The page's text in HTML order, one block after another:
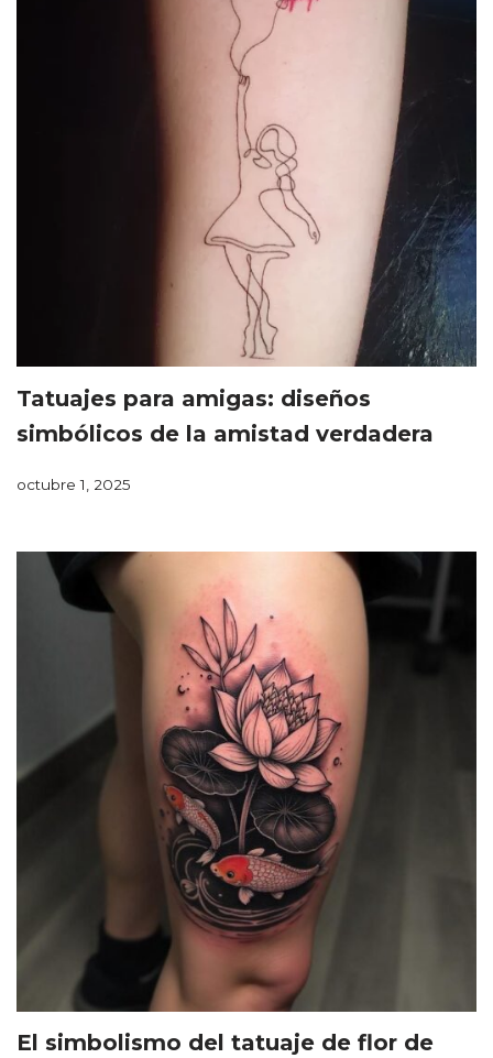
Tatuajes para amigas: diseños
simbólicos de la amistad verdadera
octubre 1, 2025
El simbolismo del tatuaje de flor de